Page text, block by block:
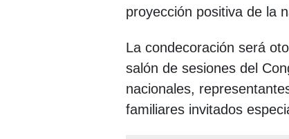
proyección positiva de la
La condecoración será
salón de sesiones del
nacionales,
familiares invitados